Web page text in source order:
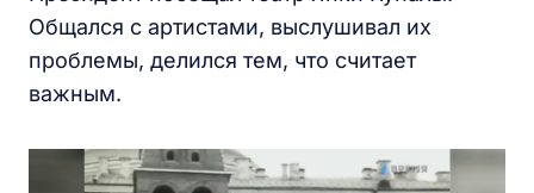
Общался с артистами, выслушивал их
проблемы, делился тем, что считает
важным.